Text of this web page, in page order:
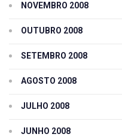
NOVEMBRO 2008
OUTUBRO 2008
SETEMBRO 2008
AGOSTO 2008
JULHO 2008
JUNHO 2008